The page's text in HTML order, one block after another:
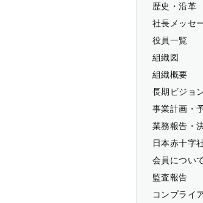
歴史・沿革
社長メッセ
役員一覧
組織図
組織概要
長期ビジョ
事業計画・
業務報告・
日本赤十字
会員につい
監査報告
コンプライ